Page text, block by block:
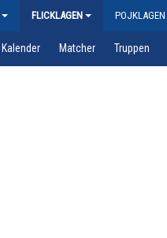
FLICKLAGEN POJKLAGEN
Kalender Matcher Truppen